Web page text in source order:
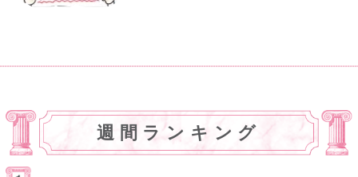
週間ランキング